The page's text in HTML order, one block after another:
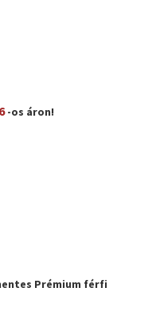
-os áron!
Prémium férfi